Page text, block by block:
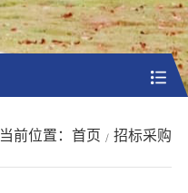
当前位置： 首页 招标采购